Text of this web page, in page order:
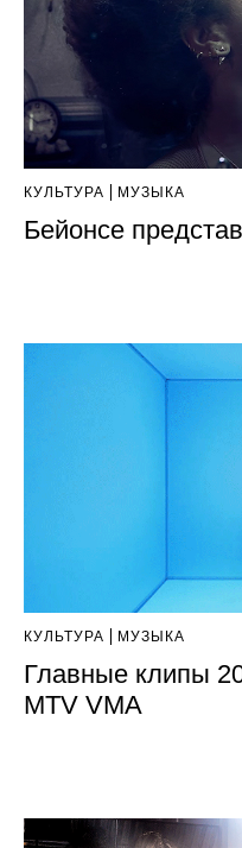
КУЛЬТУРА МУЗЫКА
Бейонсе
КУЛЬТУРА МУЗЫКА
Главные клипы
MTV VMA